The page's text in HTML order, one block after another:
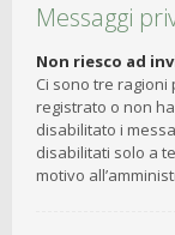
Messaggi
Non riesco ad
Ci sono tre
registrato o non
disabilitato i
disabilitati solo a
motivo